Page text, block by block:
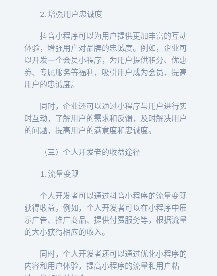
2. 增强用户忠诚度
抖音小程序可以为用户提供更加丰富的互动
体验，增强用户对品牌的忠诚度。例如，企业可
以开发一个会员小程序，为用户提供积分、优惠
券、专属服务等福利，吸引用户成为会员，提高
用户的忠诚度。
同时，企业还可以通过小程序与用户进行实
时互动，了解用户的需求和反馈，及时解决用户
的问题，提高用户的满意度和忠诚度。
（三）个人开发者的收益途径
1. 流量变现
个人开发者可以通过抖音小程序的流量变现
获得收益。例如，个人开发者可以在小程序中展
示广告、推广商品、提供付费服务等，根据流量
的大小获得相应的收入。
同时，个人开发者还可以通过优化小程序的
内容和用户体验，提高小程序的流量和用户粘